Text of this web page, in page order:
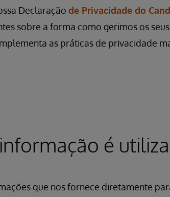
Declaração de Privacidade do
sobre a forma como gerimos os
as práticas de privacidade
é
que nos fornece diretamente